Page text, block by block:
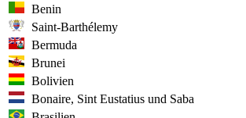
Benin
Saint-Barthélemy
Bermuda
Brunei
Bolivien
Bonaire, Sint Eustatius und Saba